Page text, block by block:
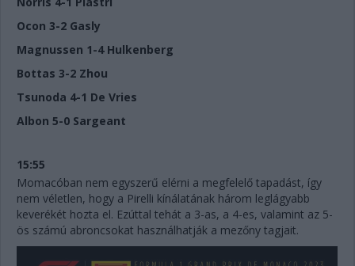
Ocon 3-2 Gasly
Magnussen 1-4 Hulkenberg
Bottas 3-2 Zhou
Tsunoda 4-1 De Vries
Albon 5-0 Sargeant
15:55
Momacóban nem egyszerű elérni a megfelelő tapadást, így
nem véletlen, hogy a Pirelli kínálatának három leglágyabb
keverékét hozta el. Ezúttal tehát a 3-as, a 4-es, valamint az 5-
ös számú abroncsokat használhatják a mezőny tagjait.